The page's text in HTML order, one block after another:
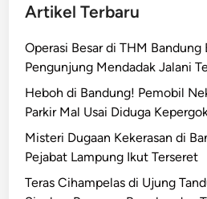
e
m
k
o
t
B
a
n
d
Artikel Terbaru
Operasi Besar di THM Bandung
Pengunjung Mendadak Jalani
Heboh di Bandung! Pemobil
Parkir Mal Usai Diduga
Misteri Dugaan Kekerasan di
Pejabat Lampung Ikut Terseret
Teras Cihampelas di Ujung